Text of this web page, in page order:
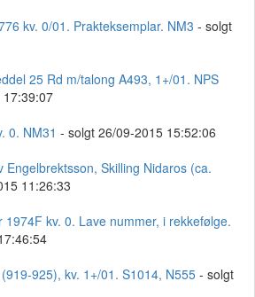
kv. 0/01. Prakteksemplar. NM3 - solgt
25 Rd m/talong A493, 1+/01. NPS
0. NM31 - solgt 26/09-2015 15:52:06
Engelbrektsson, Skilling Nidaros (ca.
11:26:33
kv. 0. Lave nummer, i rekkefølge.
925), kv. 1+/01. S1014, N555 - solgt